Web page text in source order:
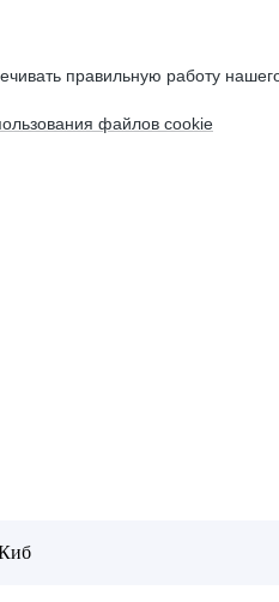
правильную работу
файлов cookie